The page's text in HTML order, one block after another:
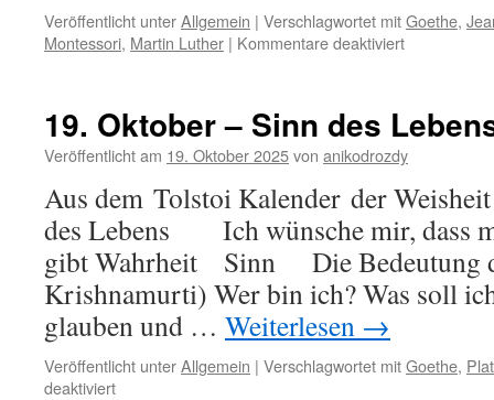
Veröffentlicht unterAllgemein | Verschlagwortet mitGoethe,
Montessori, Martin Luther | Kommentare deaktiviertfür
Religiöse
Erziehung
19. Oktober – Sinn des
Veröffentlicht am 19. Oktober 2025von anikodrozdy
Aus dem Tolstoi Kalender der
des Lebens Ich wünsche mir, dass
gibt Wahrheit Sinn Die Bedeutung
Krishnamurti) Wer bin ich? Was soll
glauben und … Weiterlesen →
Veröffentlicht unterAllgemein | Verschlagwortet mitGoethe,
deaktiviertfür